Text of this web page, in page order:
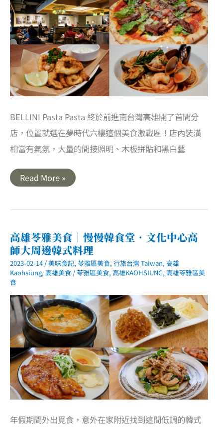
BELLINI Pasta Pasta 終於前進南台灣高雄開了首間分
店，位置就選在夢時代六樓這個美食激戰區！店內裝潢
相當有氣氛，大量的間接照明、木板拼貼和黑白藝
高
雄
代
｜
BELLINI
Pasta
Pasta
高
雄
代
店
Read More »
高雄苓雅美食｜慢慢韓食堂．文化中心高
師大周邊韓式料理
2023-02-14 /美味食記, 苓雅區美食, 行旅台灣 Taiwan, 高雄
Kaohsiung, 高雄美食 /苓雅區美食, 高雄KAOHSIUNG, 高雄苓雅區美
食
年假期間外出覓食，意外在家附近找到這間低調的韓式